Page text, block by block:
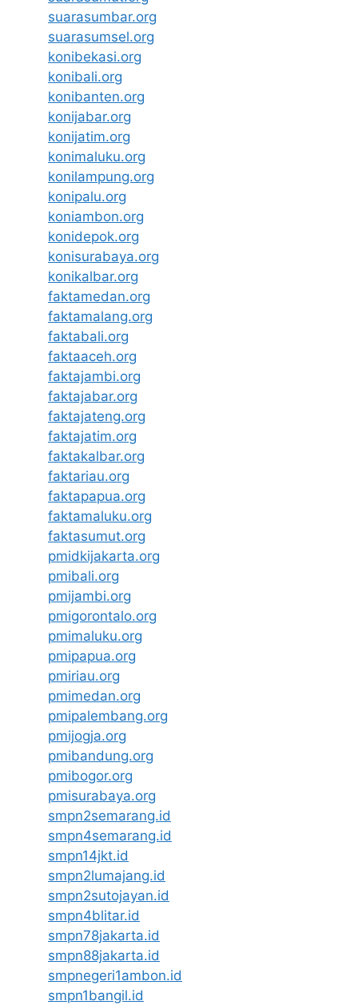
suarasumbar.org
suarasumsel.org
konibekasi.org
konibali.org
konibanten.org
konijabar.org
konijatim.org
konimaluku.org
konilampung.org
konipalu.org
koniambon.org
konidepok.org
konisurabaya.org
konikalbar.org
faktamedan.org
faktamalang.org
faktabali.org
faktaaceh.org
faktajambi.org
faktajabar.org
faktajateng.org
faktajatim.org
faktakalbar.org
faktariau.org
faktapapua.org
faktamaluku.org
faktasumut.org
pmidkijakarta.org
pmibali.org
pmijambi.org
pmigorontalo.org
pmimaluku.org
pmipapua.org
pmiriau.org
pmimedan.org
pmipalembang.org
pmijogja.org
pmibandung.org
pmibogor.org
pmisurabaya.org
smpn2semarang.id
smpn4semarang.id
smpn14jkt.id
smpn2lumajang.id
smpn2sutojayan.id
smpn4blitar.id
smpn78jakarta.id
smpn88jakarta.id
smpnegeri1ambon.id
smpn1bangil.id